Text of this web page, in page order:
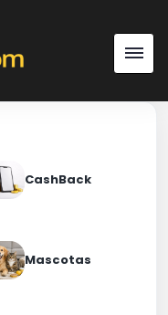
CashBack
Mascotas